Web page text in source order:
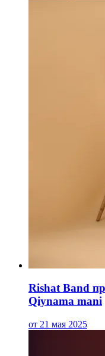
Rishat Band
Qiynama mani
от 21 мая 2025